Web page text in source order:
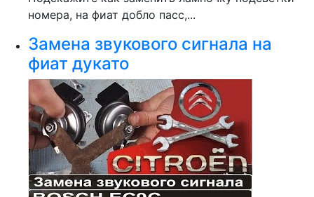
номера, на фиат добло пасс,...
Замена звукового сигнала на
фиат дукато